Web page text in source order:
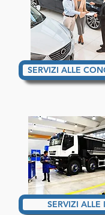
SERVIZI ALLE
SERVIZI ALLE